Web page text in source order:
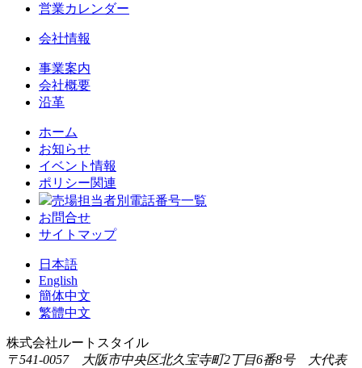
営業カレンダー
会社情報
事業案内
会社概要
沿革
ホーム
お知らせ
イベント情報
ポリシー関連
売場担当者別電話番号一覧
お問合せ
サイトマップ
日本語
English
簡体中文
繁體中文
株式会社ルートスタイル
〒541-0057 大阪市中央区北久宝寺町2丁目6番8号 大代表